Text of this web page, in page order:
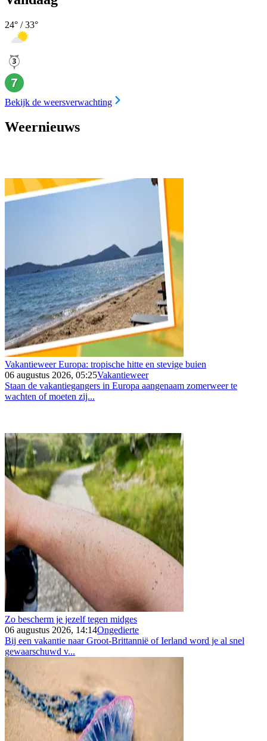
24° /33°
Bekijk de weersverwachting
Weernieuws
Vakantieweer Europa: tropische hitte en stevige buien
06 augustus 2026, 05:25Vakantieweer
Staan de vakantiegangers in Europa aangenaam zomerweer te
wachten of moeten zij...
Zo bescherm je jezelf tegen midges
06 augustus 2026, 14:14Ongedierte
Bij een vakantie naar Groot-Brittannië of Ierland word je al snel
gewaarschuwd v...